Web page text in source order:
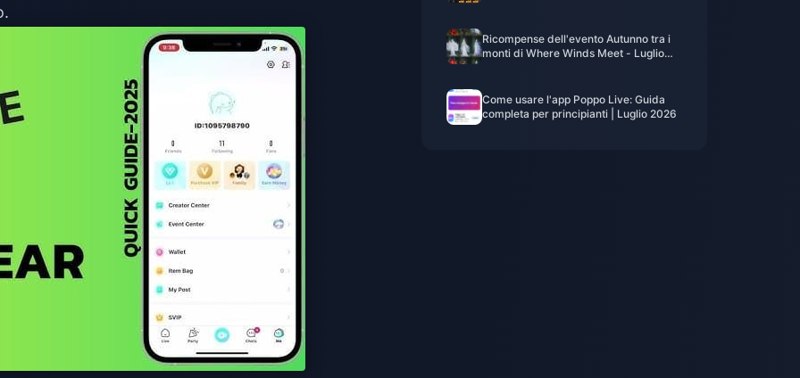
Ricompense dell'evento Autunno tra i
monti di Where Winds Meet - Luglio
Come usare l'app Poppo Live: Guida
completa per principianti | Luglio 2026